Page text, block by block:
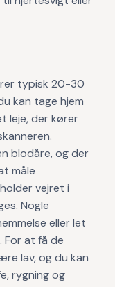
typisk 20-30
kan tage hjem
leje, der kører
blodåre, og der
måle
vejret i
Nogle
eller let
For at få de
lav, og du kan
rygning og